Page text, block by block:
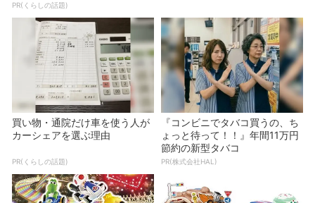
PR(くらしの話題)
買い物・通院だけ車を使う人が
カーシェアを選ぶ理由
PR(くらしの話題)
『コンビニでタバコ買うの、ち
ょっと待って！！』年間11万円
節約の新型タバコ
PR(株式会社HAL)